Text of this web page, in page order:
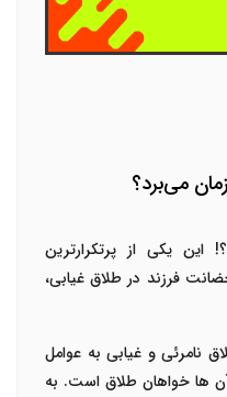
می‌برد؟
؟! این یکی از پرتکرارترین
فرزند در طلاق غیابی،
نامرئی و غیابی به عوامل
ها خواهان طلاق است. به